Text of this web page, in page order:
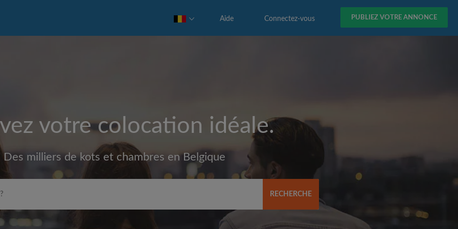
PUBLIEZ VOTRE ANNONCE
Connectez-vous
Aide
votre colocation idéale.
Des milliers de kots et chambres en Belgique
RECHERCHE